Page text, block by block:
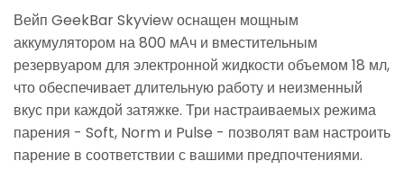
Вейп GeekBar Skyview оснащен мощным
аккумулятором на 800 мАч и вместительным
резервуаром для электронной жидкости объемом 18 мл,
что обеспечивает длительную работу и неизменный
вкус при каждой затяжке. Три настраиваемых режима
парения - Soft, Norm и Pulse - позволят вам настроить
парение в соответствии с вашими предпочтениями.